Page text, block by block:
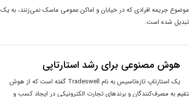
موضوع جریمه افرادی که در خیابان و اماکن عمومی ماسک نمی‌زنند، به یک
شده است.
هوش مصنوعی برای رشد استارتاپی
یک استارتاپ تازه‌تاسیس به نام Tradeswell گفته است که از هوش
به مصرف‌کنندگان و برندهای تجارت الکترونیکی در ایجاد کسب و